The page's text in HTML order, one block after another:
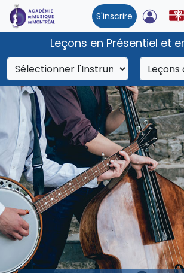
S'inscrire
Leçons en Présentiel et